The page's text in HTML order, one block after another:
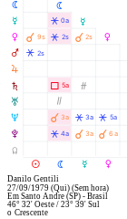
M
N
N
N
O
O
O
P
P
P
Q
R
S
T
U
V
Y
À 9s
Â 2s
Â 0a
Â 2s
Ã 5a
Ò
À 3a
Â 4a
À 2s
Ó
Â 3a
À 3a
Â 5a
À 6a
Danilo Gentili
27/09/1979 (Qui)(Sem hora)
EmSanto Andre (SP) - Brasil
46° 32' Oeste/23° 39' Sul
Crescente
o